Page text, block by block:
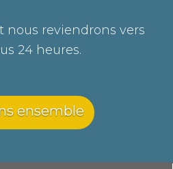
nous reviendrons vers
24 heures.
ensemble